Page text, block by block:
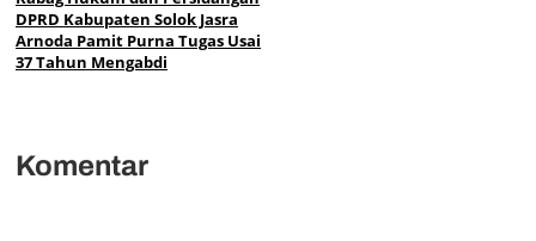
DPRD Kabupaten Solok Jasra
Arnoda Pamit Purna Tugas Usai
37 Tahun Mengabdi
Komentar